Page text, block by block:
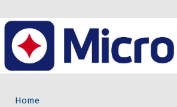
Home